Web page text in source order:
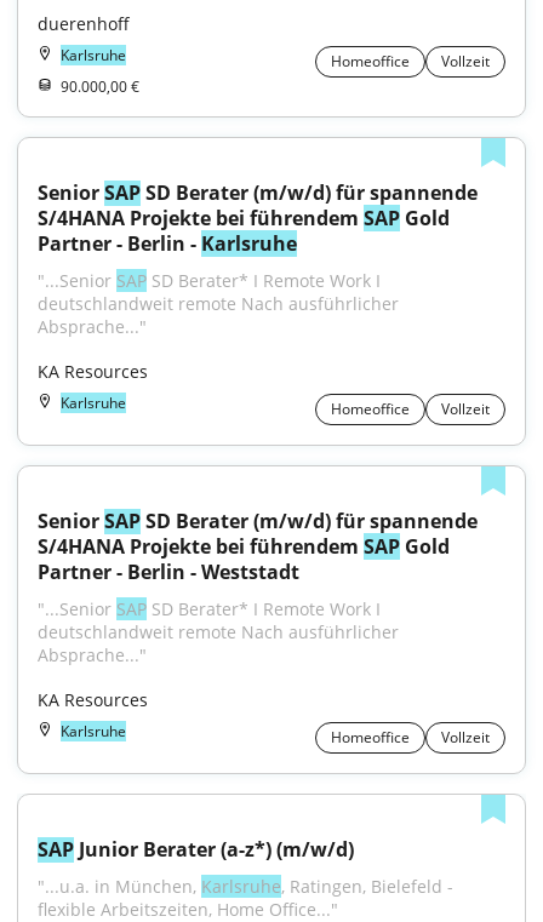
duerenhoff
Karlsruhe Homeoffice
Vollzeit
90.000,00 €
Senior SAP SD Berater (m/w/d) für spannende
S/4HANA Projekte bei führendem SAP Gold
Partner - Berlin - Karlsruhe
"...Senior SAP SD Berater* I Remote Work I
deutschlandweit remote Nach ausführlicher
Absprache..."
KA Resources
Karlsruhe Homeoffice Vollzeit
Senior SAP SD Berater (m/w/d) für spannende
S/4HANA Projekte bei führendem SAP Gold
Partner - Berlin - Weststadt
"...Senior SAP SD Berater* I Remote Work I
deutschlandweit remote Nach ausführlicher
Absprache..."
KA Resources
Karlsruhe Homeoffice Vollzeit
SAP Junior Berater (a-z*) (m/w/d)
"...u.a. in München, Karlsruhe, Ratingen, Bielefeld -
flexible Arbeitszeiten, Home Office..."